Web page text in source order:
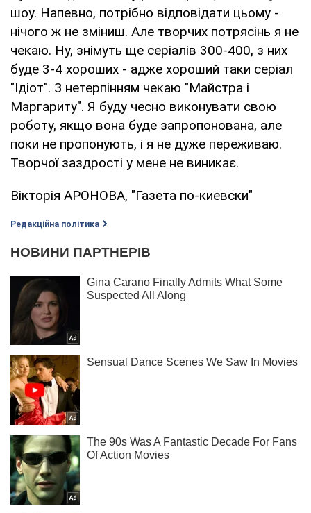
шоу. Напевно, потрібно відповідати цьому -
нічого ж не зміниш. Але творчих потрясінь я не
чекаю. Ну, знімуть ще серіалів 300-400, з них
буде 3-4 хороших - адже хороший таки серіал
"Ідіот". З нетерпінням чекаю "Майстра і
Маргариту". Я буду чесно виконувати свою
роботу, якщо вона буде запропонована, але
поки не пропонують, і я не дуже переживаю.
Творчої заздрості у мене не виникає.
Вікторія АРОНОВА, "Газета по-киевски"
Редакційна політика